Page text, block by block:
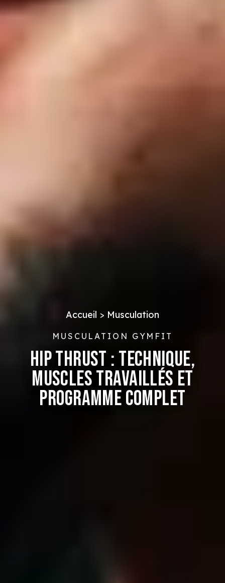
Accueil > Musculation
MUSCULATION GYMFIT
HIP THRUST : TECHNIQUE,
MUSCLES TRAVAILLÉS ET
PROGRAMME COMPLET